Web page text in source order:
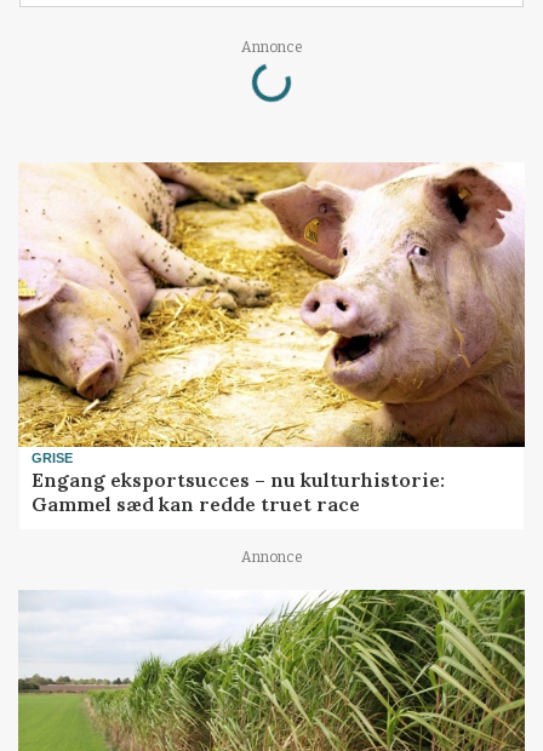
Annonce
Loading...
GRISE
Engang eksportsucces – nu kulturhistorie:
Gammel sæd kan redde truet race
Annonce